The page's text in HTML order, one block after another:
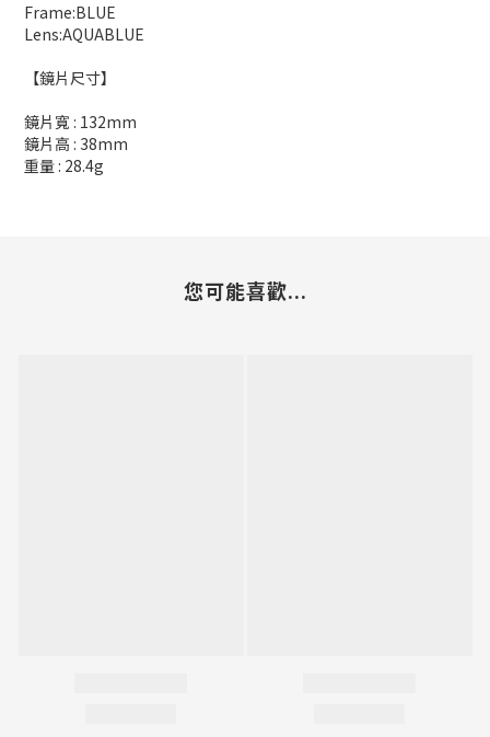
Frame:BLUE
Lens:AQUABLUE
【鏡片尺寸】
鏡片寬 : 132mm
鏡片高 : 38mm
重量 : 28.4g
您可能喜歡...